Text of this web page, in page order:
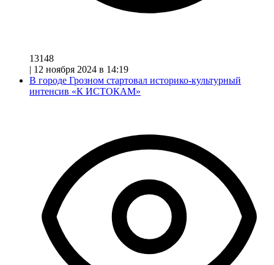
13148
| 12 ноября 2024 в 14:19
В городе Грозном стартовал историко-культурный
интенсив «К ИСТОКАМ»